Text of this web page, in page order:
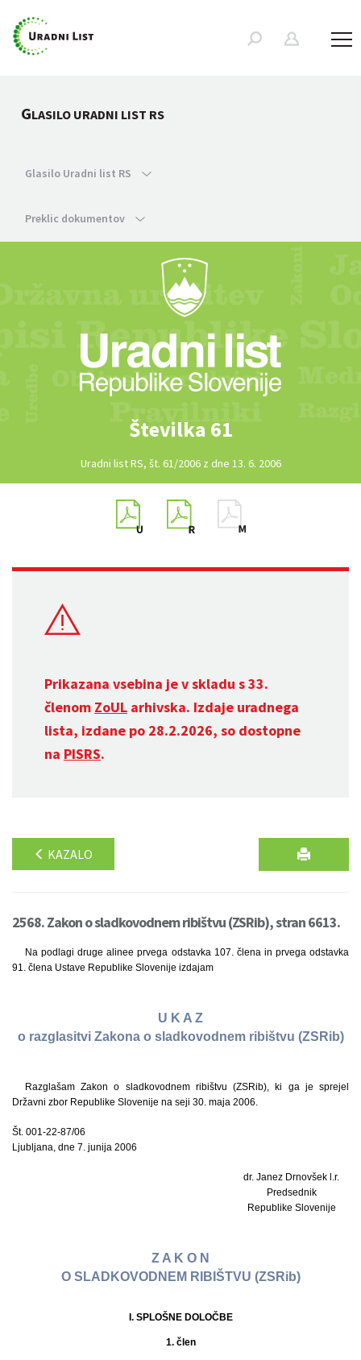
GLASILO URADNI LIST RS
Glasilo Uradni list RS
Preklic dokumentov
Številka 61
Uradni list RS, št. 61/2006 z dne 13. 6. 2006
Prikazana vsebina je v skladu s 33.
členom ZoUL arhivska. Izdaje uradnega
lista, izdane po 28.2.2026, so dostopne
na PISRS.
KAZALO
2568. Zakon o sladkovodnem ribištvu (ZSRib), stran 6613.
Na podlagi druge alinee prvega odstavka 107. člena in prvega odstavka
91. člena Ustave Republike Slovenije izdajam
U K A Z
o razglasitvi Zakona o sladkovodnem ribištvu (ZSRib)
Razglašam Zakon o sladkovodnem ribištvu (ZSRib), ki ga je sprejel
Državni zbor Republike Slovenije na seji 30. maja 2006.
Št. 001-22-87/06
Ljubljana, dne 7. junija 2006
dr. Janez Drnovšek l.r.
Predsednik
Republike Slovenije
Z A K O N
O SLADKOVODNEM RIBIŠTVU (ZSRib)
I. SPLOŠNE DOLOČBE
1. člen